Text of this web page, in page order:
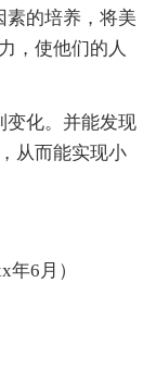
素的培养，将美
，使他们的人
变化。并能发现
从而能实现小
6月）